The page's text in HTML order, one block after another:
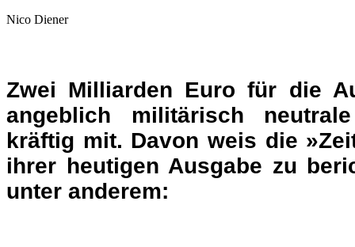
unter anderem:
.
„(…) In mehreren Tranchen
maßgeblichen Gremien